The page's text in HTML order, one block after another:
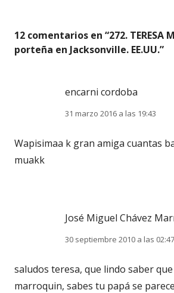
12 comentarios en “272. TERESA
porteña en Jacksonville. EE.UU.”
encarni cordoba
31 marzo 2016 a las 19:43
Wapisimaa k gran amiga cuantas
muakk
José Miguel Chávez
30 septiembre 2010 a las 02:47
saludos teresa, que lindo saber
marroquin, sabes tu papá se